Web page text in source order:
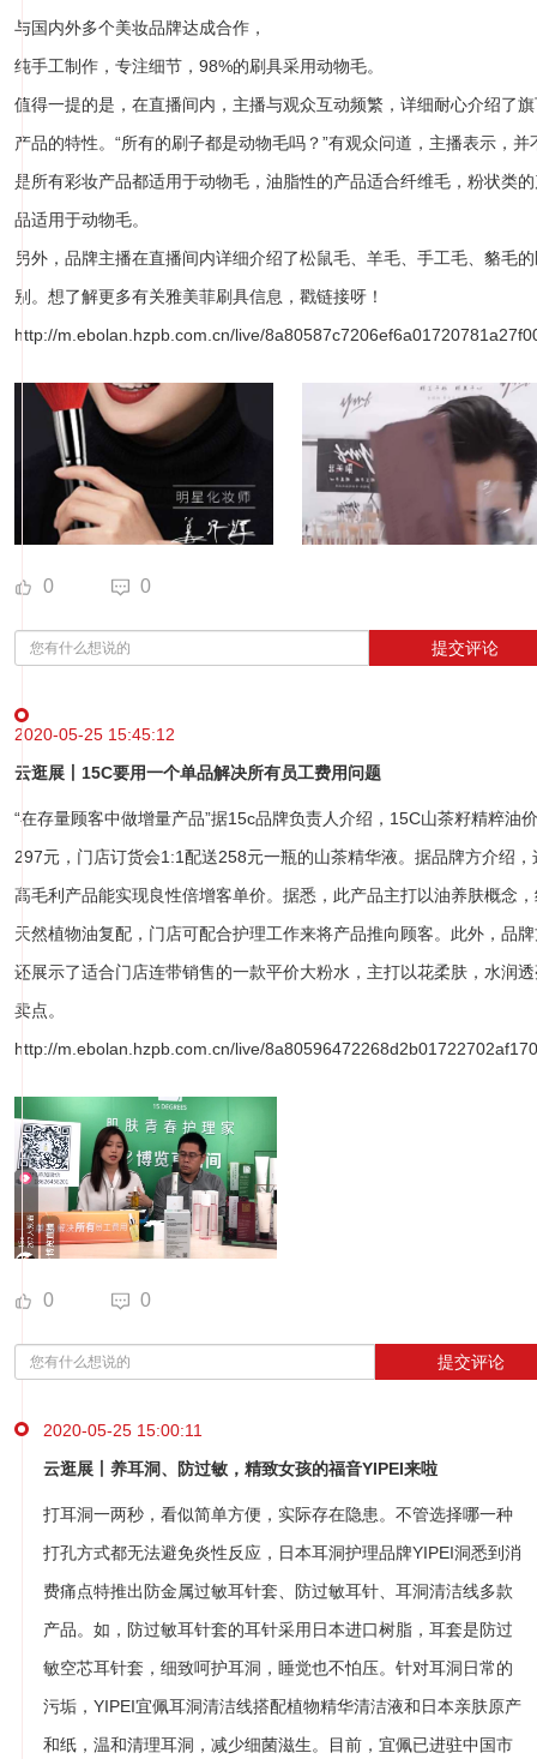
与国内外多个美妆品牌达成合作，
纯手工制作，专注细节，98%的刷具采用动物毛。
值得一提的是，在直播间内，主播与观众互动频繁，详细耐心介绍了
产品的特性。“所有的刷子都是动物毛吗？”有观众问道，主播表示，并
是所有彩妆产品都适用于动物毛，油脂性的产品适合纤维毛，粉状类
品适用于动物毛。
另外，品牌主播在直播间内详细介绍了松鼠毛、羊毛、手工毛、貉毛
别。想了解更多有关雅美菲刷具信息，戳链接呀！
http://m.ebolan.hzpb.com.cn/live/
0 0
提交评论
2020-05-25 15:45:12
云逛展丨15C要用一个单品解决所有员工费用问题
“在存量顾客中做增量产品”据15c品牌负责人介绍，15C山茶籽精粹油
297元，门店订货会1:1配送258元一瓶的山茶精华液。据品牌方介绍，
高毛利产品能实现良性倍增客单价。据悉，此产品主打以油养肤概念
天然植物油复配，门店可配合护理工作来将产品推向顾客。此外，品
还展示了适合门店连带销售的一款平价大粉水，主打以花柔肤，水润
卖点。
http://m.ebolan.hzpb.com.cn/live/
0 0
提交评论
2020-05-25 15:00:11
云逛展丨养耳洞、防过敏，精致女孩的福音YIPEI来啦
打耳洞一两秒，看似简单方便，实际存在隐患。不管选择哪一种
打孔方式都无法避免炎性反应，日本耳洞护理品牌YIPEI洞悉到消
费痛点特推出防金属过敏耳针套、防过敏耳针、耳洞清洁线多款
产品。如，防过敏耳针套的耳针采用日本进口树脂，耳套是防过
敏空芯耳针套，细致呵护耳洞，睡觉也不怕压。针对耳洞日常的
污垢，YIPEI宜佩耳洞清洁线搭配植物精华清洁液和日本亲肤原产
和纸，温和清理耳洞，减少细菌滋生。目前，宜佩已进驻中国市